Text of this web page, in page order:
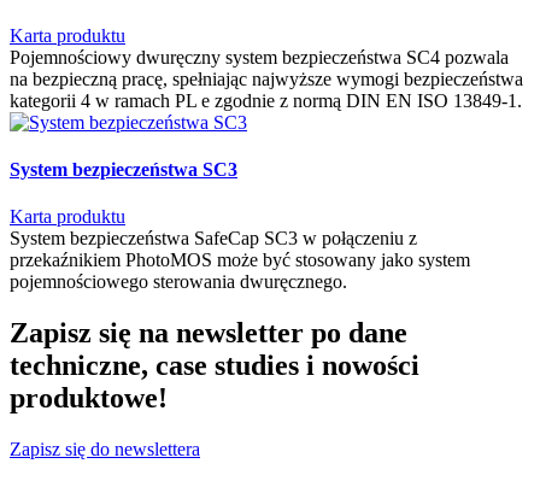
Karta produktu
Pojemnościowy dwuręczny system bezpieczeństwa SC4 pozwala
na bezpieczną pracę, spełniając najwyższe wymogi bezpieczeństwa
kategorii 4 w ramach PL e zgodnie z normą DIN EN ISO 13849-1.
System bezpieczeństwa SC3
Karta produktu
System bezpieczeństwa SafeCap SC3 w połączeniu z
przekaźnikiem PhotoMOS może być stosowany jako system
pojemnościowego sterowania dwuręcznego.
Zapisz się na newsletter po dane
techniczne, case studies i nowości
produktowe!
Zapisz się do newslettera